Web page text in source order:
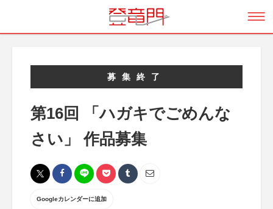
募集終了
第16回 「ハガキでごめんな
さい」 作品募集
Googleカレンダーに追加